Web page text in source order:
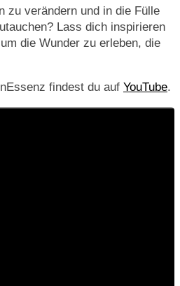
zu verändern und in die Fülle
Lass dich inspirieren
die Wunder zu erleben, die
findest du auf YouTube.